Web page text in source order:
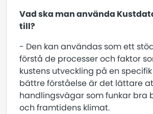
Vad ska man använda
till?
- Den kan användas som ett
förstå de processer och faktor
kustens utveckling på en
bättre förståelse är det lättare
handlingsvägar som funkar bra
och framtidens klimat.